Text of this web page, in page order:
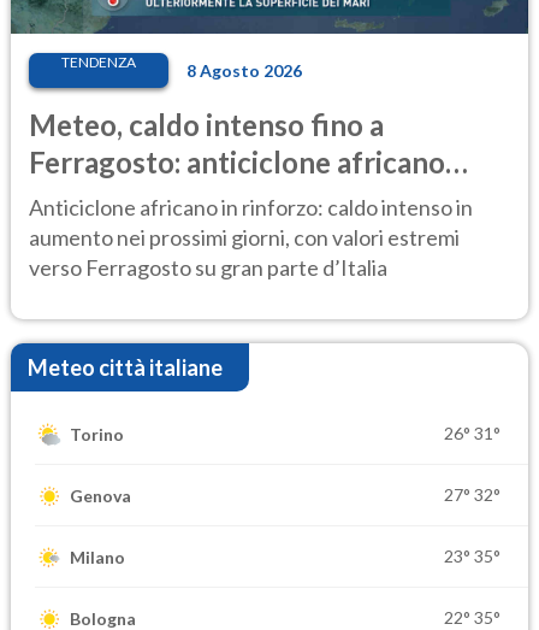
TENDENZA 8 Agosto 2026
Meteo, caldo intenso fino a
Ferragosto: anticiclone africano
ancora protagonista
Anticiclone africano in rinforzo: caldo intenso in
aumento nei prossimi giorni, con valori estremi
verso Ferragosto su gran parte d’Italia
Meteo città italiane
Torino 26° 31°
Genova 27° 32°
Milano 23° 35°
Bologna 22° 35°